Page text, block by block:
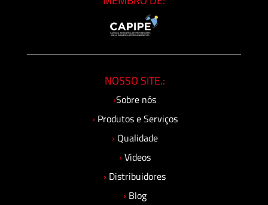
NOSSO SITE.:
›Sobre nós
› Produtos e Serviços
› Qualidade
› Videos
› Distribuidores
› Blog